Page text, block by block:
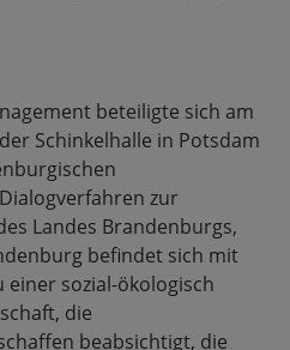
beteiligte sich am
Schinkelhalle in Potsdam
zur
Landes Brandenburgs,
befindet sich mit
einer sozial-ökologisch
die
beabsichtigt, die